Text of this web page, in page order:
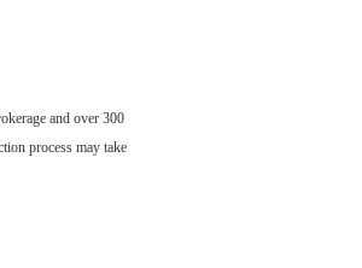
and over 300
process may take